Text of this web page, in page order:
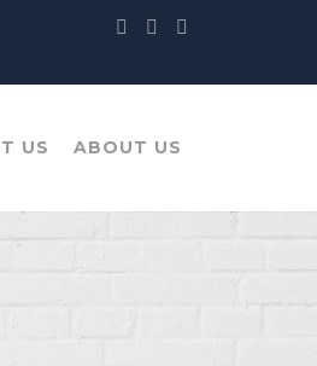
US ABOUT US